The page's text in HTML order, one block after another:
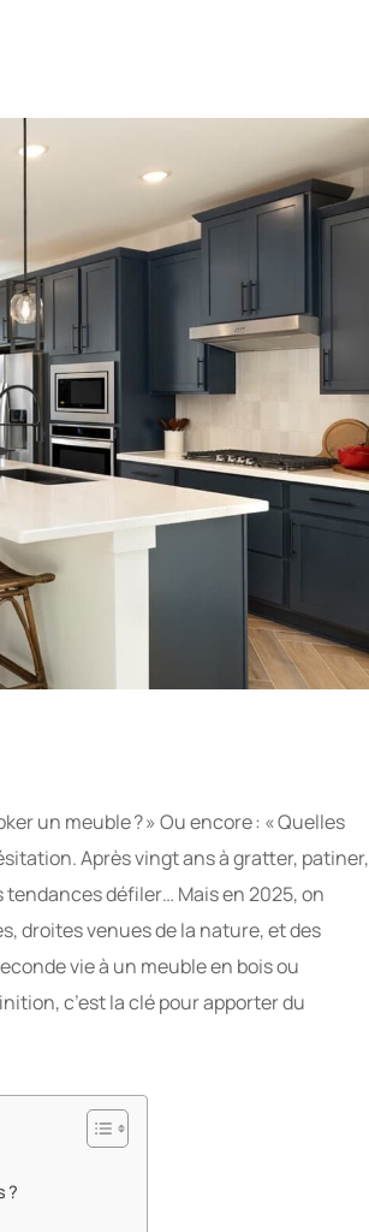
un meuble ? » Ou encore : « Quelles
Après vingt ans à gratter, patiner,
défiler… Mais en 2025, on
droites venues de la nature, et des
vie à un meuble en bois ou
c’est la clé pour apporter du
?